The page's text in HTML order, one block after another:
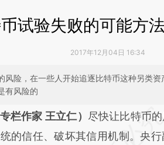
试验失败的可能方
2017年12月04日 16:34
风险，在一些人开始追逐比特币这种另类
有风险的
开头增加这段话：本文
rb8huHfx](https://
栏作家 王立仁） 尽快让比特币
的信任、破坏其信用机制。央